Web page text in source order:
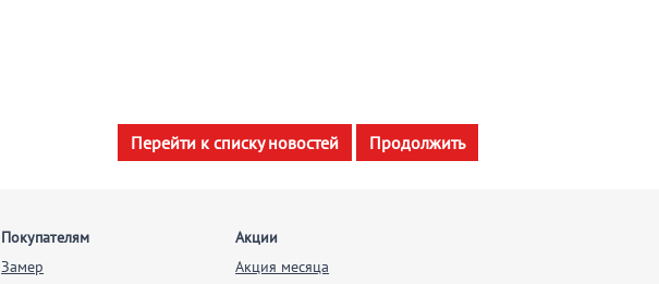
Перейти к списку новостей Продолжить
Покупателям
Замер
Акции
Акция месяца